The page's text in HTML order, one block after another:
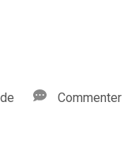
Commenter